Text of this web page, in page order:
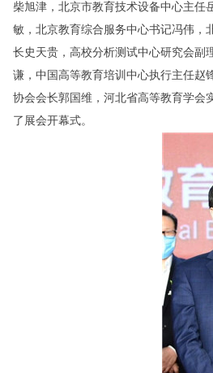
柴旭津，北京市教育技术设备中心主任
敏，北京教育综合服务中心书记冯伟，
长史天贵，高校分析测试中心研究会副
谦，中国高等教育培训中心执行主任赵
协会会长郭国维，河北省高等教育学会
了展会开幕式。